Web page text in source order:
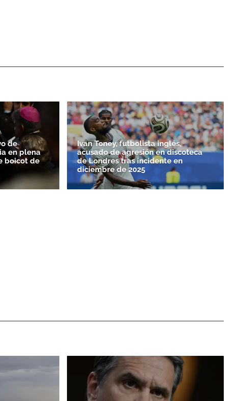
de
en plena
boicot de
Ivan Toney, futbolista inglés,
acusado de agresión en discoteca
de Londres tras incidente en
diciembre de 2025